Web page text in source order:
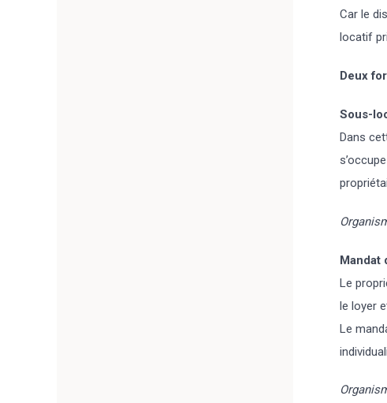
Car le
locatif
Deux
Sous-
Dans
Mandat
Le
le loyer
Le